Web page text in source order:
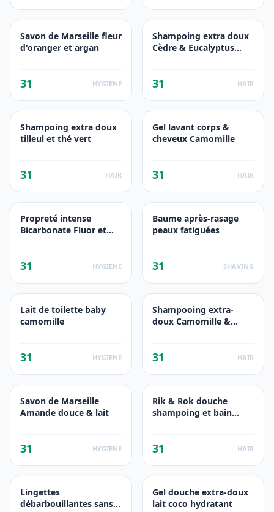
Savon de Marseille fleur
d'oranger et argan
31 HYGIENE
Shampoing extra doux
Cèdre & Eucalyptus
31 HAIR
Shampoing extra doux
tilleul et thé vert
31 HAIR
Gel lavant corps &
cheveux Camomille
31 HAIR
Propreté intense
Bicarbonate Fluor et
31 HYGIENE
Baume après-rasage
peaux fatiguées
31 SHAVING
Lait de toilette baby
camomille
31 HYGIENE
Shampooing extra-
doux Camomille &
31 HAIR
Savon de Marseille
Amande douce & lait
31 HYGIENE
Rik & Rok douche
shampoing et bain
31 HAIR
Lingettes
débarbouillantes sans
Gel douche extra-doux
lait coco hydratant